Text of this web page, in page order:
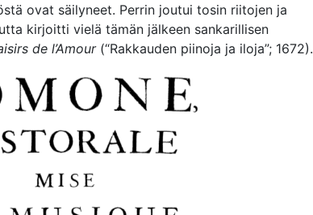
ovat säilyneet. Perrin joutui tosin riitojen ja
kirjoitti vielä tämän jälkeen sankarillisen
de l’Amour(“Rakkauden piinoja ja iloja”; 1672).